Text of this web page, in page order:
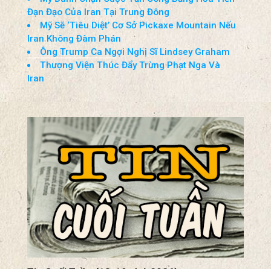
Đạn Đạo Của Iran Tại Trung Đông
Mỹ Sẽ ‘Tiêu Diệt’ Cơ Sở Pickaxe Mountain Nếu
Iran Không Đàm Phán
Ông Trump Ca Ngợi Nghị Sĩ Lindsey Graham
Thượng Viện Thúc Đẩy Trừng Phạt Nga Và
Iran